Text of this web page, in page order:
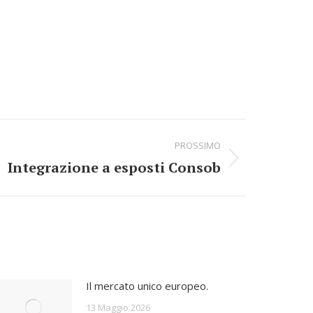
PROSSIMO
Integrazione a esposti Consob
Il mercato unico europeo.
13 Maggio 2026